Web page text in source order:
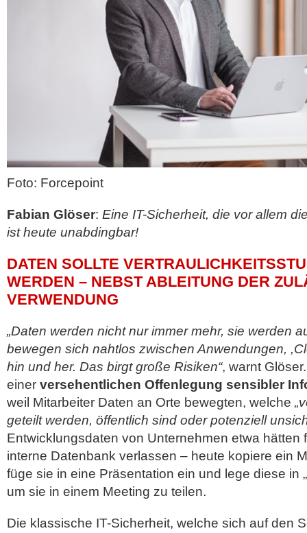
Foto: Forcepoint
Fabian Glöser: Eine IT-Sicherheit, die vor allem
ist heute unabdingbar!
DATEN SOLLTE
WERDEN – NEBST ABLEITUNG DER
VERWENDUNG
„Daten werden nicht nur immer mehr, sie werden
bewegen sich nahtlos zwischen Anwendungen,
hin und her. Das birgt große Risiken“, warnt
einer versehentlichen Offenlegung sensibler
weil Mitarbeiter Daten an Orte bewegten, welche
geteilt werden, öffentlich sind oder potenziell
Entwicklungsdaten von Unternehmen etwa hätten
interne Datenbank verlassen – heute kopiere ein
füge sie in eine Präsentation ein und lege diese in
um sie in einem Meeting zu teilen.
Die klassische IT-Sicherheit, welche sich auf den